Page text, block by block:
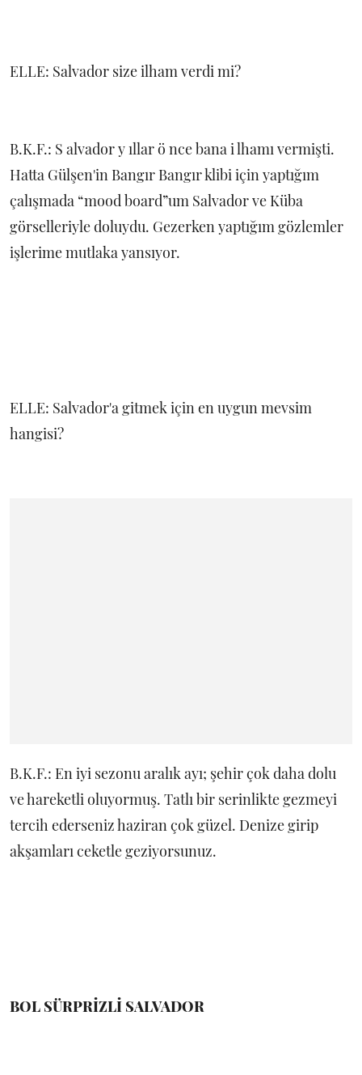
ELLE: Salvador size ilham verdi mi?
B.K.F.: S alvador y ıllar ö nce bana i lhamı vermişti.
Hatta Gülşen'in Bangır Bangır klibi için yaptığım
çalışmada “mood board”um Salvador ve Küba
görselleriyle doluydu. Gezerken yaptığım gözlemler
işlerime mutlaka yansıyor.
ELLE: Salvador'a gitmek için en uygun mevsim
hangisi?
B.K.F.: En iyi sezonu aralık ayı; şehir çok daha dolu
ve hareketli oluyormuş. Tatlı bir serinlikte gezmeyi
tercih ederseniz haziran çok güzel. Denize girip
akşamları ceketle geziyorsunuz.
BOL SÜRPRİZLİ SALVADOR